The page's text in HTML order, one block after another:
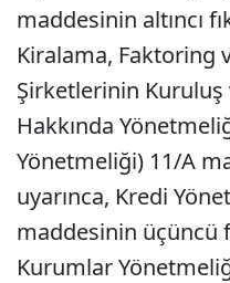
maddesinin altıncı
Kiralama, Faktoring
Şirketlerinin Kuruluş
Hakkında
Yönetmeliği) 11/A
uyarınca, Kredi
maddesinin üçüncü
Kurumlar